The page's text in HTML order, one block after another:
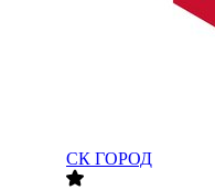
СК ГОРОД